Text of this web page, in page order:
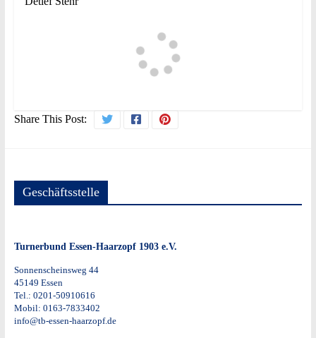
Share This Post:
Geschäftsstelle
Turnerbund Essen-Haarzopf 1903 e.V.
Sonnenscheinsweg 44
45149 Essen
Tel.: 0201-50910616
Mobil: 0163-7833402
info@tb-essen-haarzopf.de